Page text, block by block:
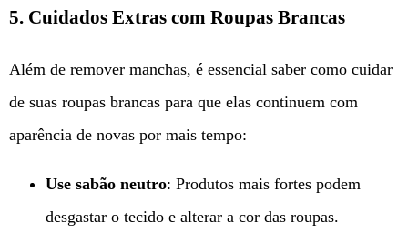
5. Cuidados Extras com Roupas Brancas
Além de remover manchas, é essencial saber como cuidar
de suas roupas brancas para que elas continuem com
aparência de novas por mais tempo:
Use sabão neutro: Produtos mais fortes podem
desgastar o tecido e alterar a cor das roupas.